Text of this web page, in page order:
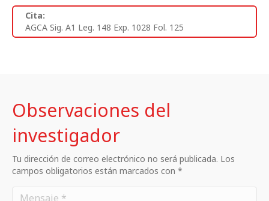
Cita:
AGCA Sig. A1 Leg. 148 Exp. 1028 Fol. 125
Observaciones del
investigador
Tu dirección de correo electrónico no será publicada. Los
campos obligatorios están marcados con *